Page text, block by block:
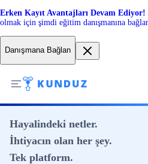
Erken Kayıt Avantajları Devam Ediyor!
olmak için şimdi eğitim danışmanına
Danışmana Bağlan
Hayalindeki netler.
İhtiyacın olan her şey.
Tek platform.